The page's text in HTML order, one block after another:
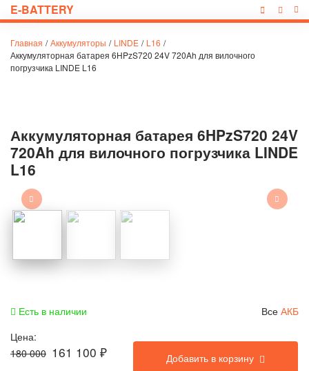
E-BATTERY
Главная / Аккумуляторы / LINDE / L16 /
Аккумуляторная батарея 6HPzS720 24V 720Ah для вилочного
погрузчика LINDE L16
Аккумуляторная батарея 6HPzS720 24V
720Ah для вилочного погрузчика LINDE
L16
Есть в наличии Все АКБ
Цена:
180 000 161 100 ₽ Добавить в корзину